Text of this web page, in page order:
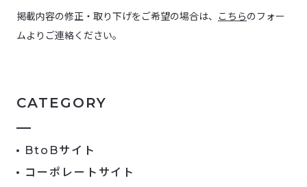
掲載内容の修正・取り下げをご希望の場合は、 こちらのフォー
ムよりご連絡ください。
CATEGORY
BtoBサイト
コーポレートサイト